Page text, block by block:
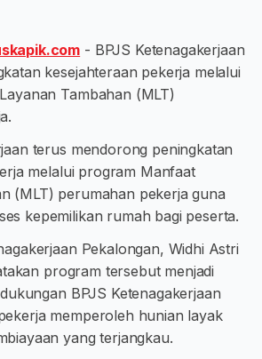
- BPJS Ketenagakerjaan
kesejahteraan pekerja melalui
Tambahan (MLT)
terus mendorong peningkatan
melalui program Manfaat
(MLT) perumahan pekerja guna
kepemilikan rumah bagi peserta.
Pekalongan, Widhi Astri
program tersebut menjadi
BPJS Ketenagakerjaan
memperoleh hunian layak
yang terjangkau.